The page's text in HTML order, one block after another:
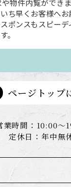
物件内覧ができま
ち早くお客様へお
ポンスもスピー
。
ページトップ
業時間：10:00～
定休日：年中無